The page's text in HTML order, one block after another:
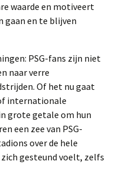
waarde en motiveert
gaan en te blijven
PSG-fans zijn niet
naar verre
Of het nu gaat
internationale
grote getale om hun
een zee van PSG-
over de hele
gesteund voelt, zelfs